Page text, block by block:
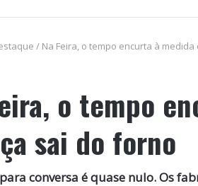
/ Na Feira, o tempo encurta à
o tempo
sai do forno
conversa é quase nulo. Os